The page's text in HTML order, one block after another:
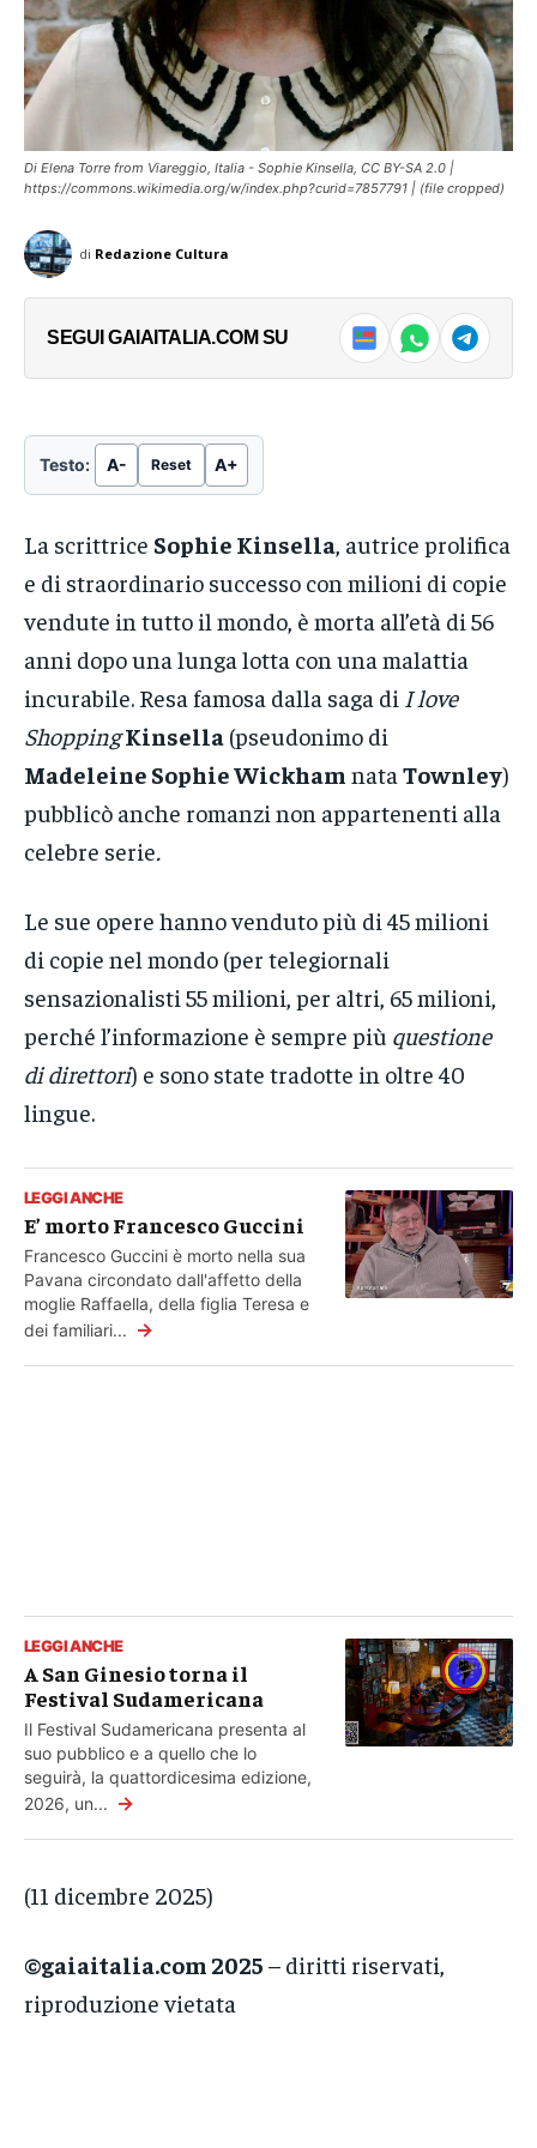
Raffaella, della figlia Teresa e dei familiari...
→
Raffaella, della figlia Teresa e dei familiari...
→
Di Elena Torre from Viareggio, Italia - Sophie Kinsella, CC BY-SA 2.0 |
https://commons.wikimedia.org/w/index.php?curid=7857791 | (file cropped)
di Redazione Cultura
SEGUI GAIAITALIA.COM SU
Testo: A- Reset A+
La scrittrice Sophie Kinsella , autrice prolifica
e di straordinario successo con milioni di copie
vendute in tutto il mondo, è morta all’età di 56
anni dopo una lunga lotta con una malattia
incurabile. Resa famosa dalla saga di I love
Shopping Kinsella (pseudonimo di
Madeleine Sophie Wickham nata Townley)
pubblicò anche romanzi non appartenenti alla
celebre serie.
Le sue opere hanno venduto più di 45 milioni
di copie nel mondo (per telegiornali
sensazionalisti 55 milioni, per altri, 65 milioni,
perché l’informazione è sempre più questione
di direttori) e sono state tradotte in oltre 40
lingue.
LEGGI ANCHE
E’ morto Francesco Guccini
Francesco Guccini è morto nella sua
Pavana circondato dall'affetto della
moglie Raffaella, della figlia Teresa e
dei familiari... →
LEGGI ANCHE
A San Ginesio torna il
Festival Sudamericana
Il Festival Sudamericana presenta al
suo pubblico e a quello che lo
seguirà, la quattordicesima edizione,
2026, un... →
(11 dicembre 2025)
©gaiaitalia.com 2025 – diritti riservati,
riproduzione vietata